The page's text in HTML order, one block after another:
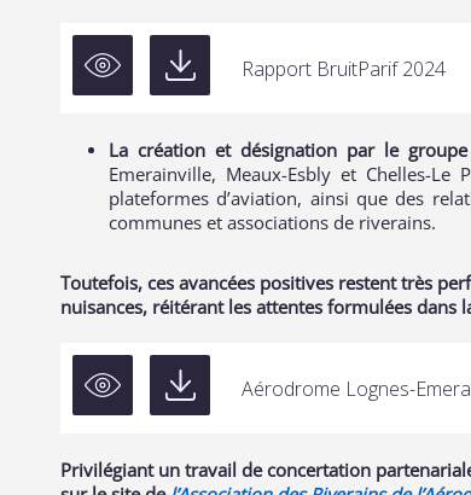
Rapport BruitParif 2024
La création et désignation par le groupe
Emerainville, Meaux-Esbly et Chelles-
plateformes d’aviation, ainsi que des
communes et associations de riverains.
Toutefois, ces avancées positives restent très
nuisances, réitérant les attentes formulées
Aérodrome Lognes-
Privilégiant un travail de concertation